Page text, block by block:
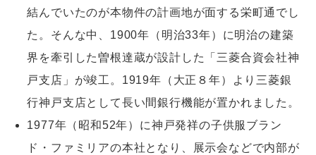
結んでいたのが本物件の計画地が面する栄町通でし
た。そんな中、1900年（明治33年）に明治の建築
界を牽引した曽根達蔵が設計した「三菱合資会社神
戸支店」が竣工。1919年（大正８年）より三菱銀
行神戸支店として長い間銀行機能が置かれました。
1977年（昭和52年）に神戸発祥の子供服ブラン
ド・ファミリアの本社となり、展示会などで内部が